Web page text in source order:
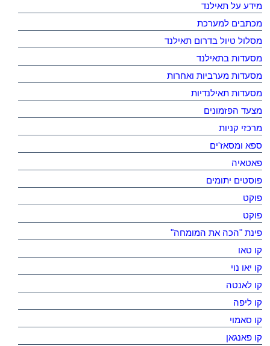
מידע על תאילנד
מכתבים למערכת
מסלול טיול בדרום תאילנד
מסעדות בתאילנד
מסעדות מערביות ואחרות
מסעדות תאילנדיות
מצעד הפזמונים
מרכזי קניות
ספא ומסאז'ים
פאטאיה
פוסטים יתומים
פוקט
פוקט
פינת "הכה את המומחה"
קו טאו
קו יאו נוי
קו לאנטה
קו ליפה
קו סאמוי
קו פאנגאן